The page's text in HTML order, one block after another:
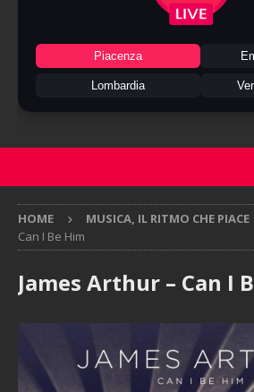
Piacenza
Lombardia
HOME MUSICA, IL RITMO CHE PIACE
Can I Be Him
James Arthur – Can I